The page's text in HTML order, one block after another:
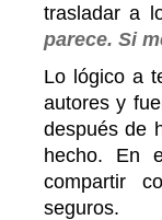
trasladar a
parece. Si
Lo lógico a
autores y
después de
hecho. En
compartir
seguros.